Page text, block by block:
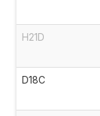
H21D
D18C